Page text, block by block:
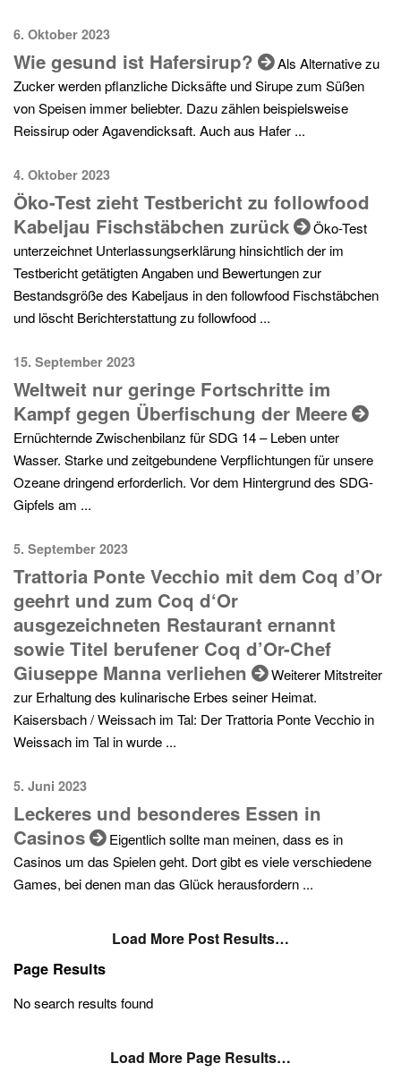
6. Oktober 2023
Wie gesund ist Hafersirup?
­Als Alternative zu
Zucker werden pflanzliche Dicksäfte und Sirupe zum Süßen
von Speisen immer beliebter. Dazu zählen beispielsweise
Reissirup oder Agavendicksaft. Auch aus Hafer ...
4. Oktober 2023
Öko-Test zieht Testbericht zu followfood
Kabeljau Fischstäbchen zurück
Öko-Test
unterzeichnet Unterlassungserklärung hinsichtlich der im
Testbericht getätigten Angaben und Bewertungen zur
Bestandsgröße des Kabeljaus in den followfood Fischstäbchen
und löscht Berichterstattung zu followfood ...
15. September 2023
Weltweit nur geringe Fortschritte im
Kampf gegen Überfischung der Meere
Ernüchternde Zwischenbilanz für SDG 14 – Leben unter
Wasser. Starke und zeitgebundene Verpflichtungen für unsere
Ozeane dringend erforderlich. Vor dem Hintergrund des SDG-
Gipfels am ...
5. September 2023
Trattoria Ponte Vecchio mit dem Coq d’Or
geehrt und zum Coq d‘Or
ausgezeichneten Restaurant ernannt
sowie Titel berufener Coq d’Or-Chef
Giuseppe Manna verliehen
Weiterer Mitstreiter
zur Erhaltung des kulinarische Erbes seiner Heimat.
Kaisersbach / Weissach im Tal: Der Trattoria Ponte Vecchio in
Weissach im Tal in wurde ...
5. Juni 2023
Leckeres und besonderes Essen in
Casinos
Eigentlich sollte man meinen, dass es in
Casinos um das Spielen geht. Dort gibt es viele verschiedene
Games, bei denen man das Glück herausfordern ...
Load More Post Results…
Page Results
No search results found
Load More Page Results…